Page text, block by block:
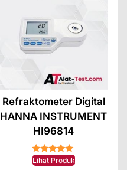
Refraktometer Digital
HANNA INSTRUMENT
HI96814
★★★★★
Lihat Produk